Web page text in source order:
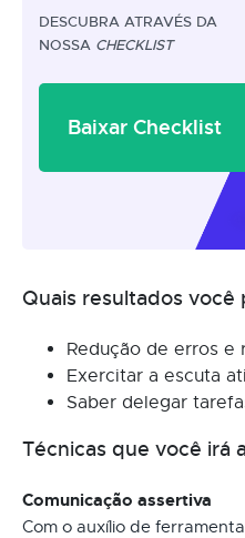
DESCUBRA ATRAVÉS DA
NOSSA CHECKLIST
Baixar Checklist
Quais resultados você
Redução de erros e
Exercitar a escuta
Saber delegar
Técnicas que você irá
Comunicação assertiva
Com o auxílio de